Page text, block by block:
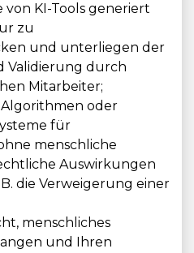
von KI-Tools generiert
zu
und unterliegen der
durch
Mitarbeiter;
oder
für
menschliche
Auswirkungen
die Verweigerung einer
menschliches
und Ihren